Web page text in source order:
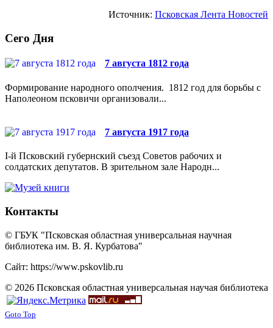
Источник: Псковская Лента Новостей
Сего Дня
7 августа 1812 года
Формирование народного ополчения. 1812 год для борьбы с
Наполеоном псковичи организовали...
7 августа 1917 года
I-й Псковский губернский съезд Советов рабочих и
солдатских депутатов. В зрительном зале Народн...
Контакты
© ГБУК "Псковская областная универсальная научная
библиотека им. В. Я. Курбатова"
Сайт: https://www.pskovlib.ru
© 2026 Псковская областная универсальная научая библиотека
Goto Top